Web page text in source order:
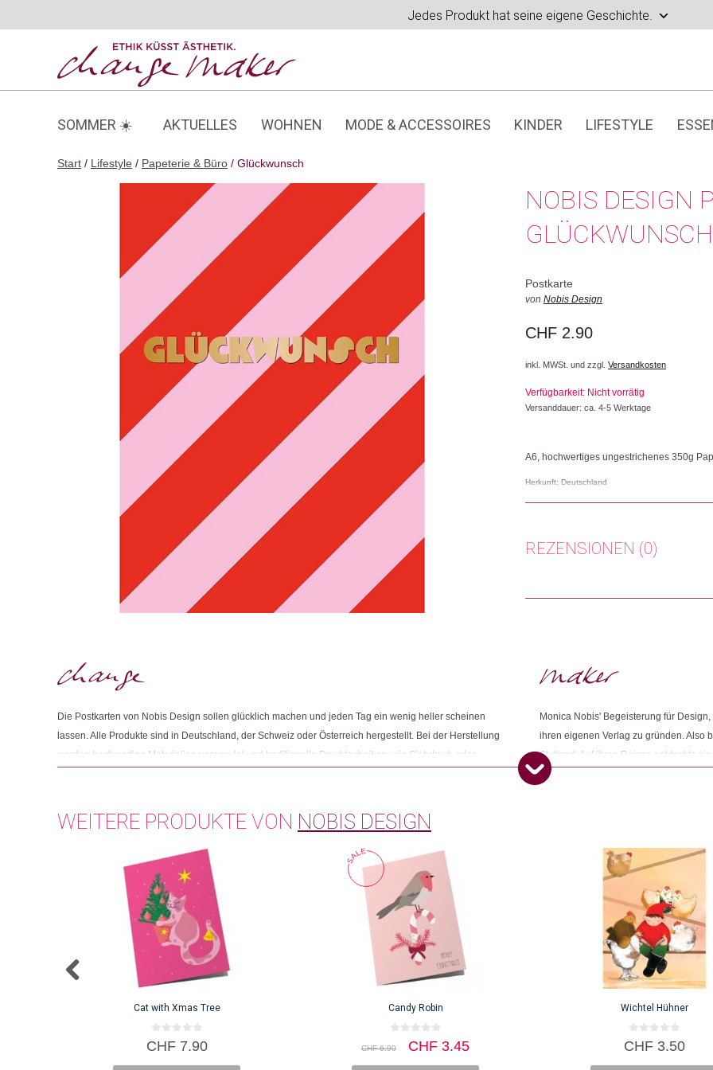
Jedes Produkt hat seine eigene Geschichte.
SOMMER ☀️ AKTUELLES WOHNEN MODE & ACCESSOIRES KINDER LIFESTYLE
Start / Lifestyle / Papeterie & Büro / Glückwunsch
NOBIS DESIGN
GLÜCKWUNSCH
Postkarte
von Nobis Design
CHF 2.90
inkl. MWSt. und zzgl. Versandkosten
Verfügbarkeit: Nicht vorrätig
Versanddauer: ca. 4-5 Werktage
A6, hochwertiges ungestrichenes 350g
Herkunft: Deutschland
Artikelnummer: 112576.03
REZENSIONEN (0)
Die Postkarten von Nobis Design sollen glücklich machen und jeden Tag ein wenig heller scheinen
lassen. Alle Produkte sind in Deutschland, der Schweiz oder Österreich hergestellt. Bei der Herstellung
werden hochwertige Materialien verwendet und traditionelle Drucktechniken, wie Siebdruck oder
Monica Nobis' Begeisterung für
ihren eigenen Verlag zu gründen. Also
Stuttgart. Auf ihren Reisen entdeckte
nur kreative Designer, sondern auch
WEITERE PRODUKTE VON NOBIS DESIGN
Cat with Xmas Tree
0
v
CHF7.90
Candy Robin
v
CHF6.90
Ursprünglicher
CHF 3.45Aktueller
Wichtel Hühner
0
v
CHF3.50